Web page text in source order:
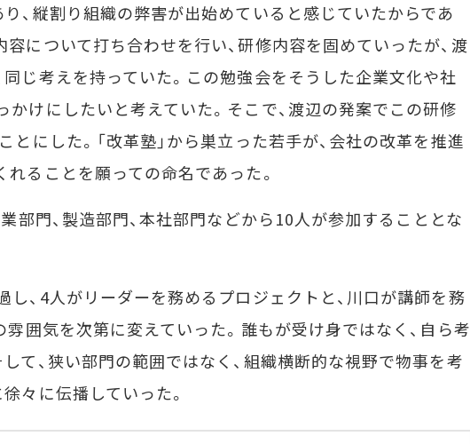
り、縦割り組織の弊害が出始めていると感じていたからであ
容について打ち合わせを行い、研修内容を固めていったが、渡
同じ考えを持っていた。この勉強会をそうした企業文化や社
かけにしたいと考えていた。そこで、渡辺の発案でこの研修
とにした。「改革塾」から巣立った若手が、会社の改革を推進
れることを願っての命名であった。
業部門、製造部門、本社部門などから10人が参加することとな
、4人がリーダーを務めるプロジェクトと、川口が講師を務
雰囲気を次第に変えていった。誰もが受け身ではなく、自ら考
て、狭い部門の範囲ではなく、組織横断的な視野で物事を考
々に伝播していった。